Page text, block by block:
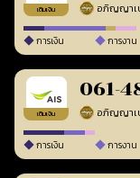
เติมเงิน
การเงิน การงาน
เติมเงิน
061-
การเงิน การงาน